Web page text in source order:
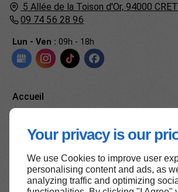
Your privacy is our
We use Cookies to improve user
personalising content and ads, as
analyzing traffic and optimizing
5 Allée de la Toison d'Or, 94000
09 74 56 28 96
Lun - Ven : 09h - 18h
Accueil
Mentions légales
Plan du site